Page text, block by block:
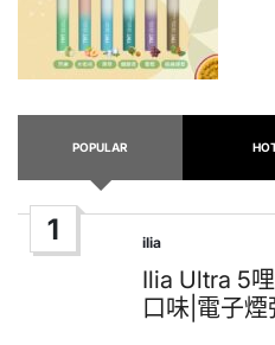
POPULAR
1
Posted
in
ilia
Ilia Ultra 5
口味|電子